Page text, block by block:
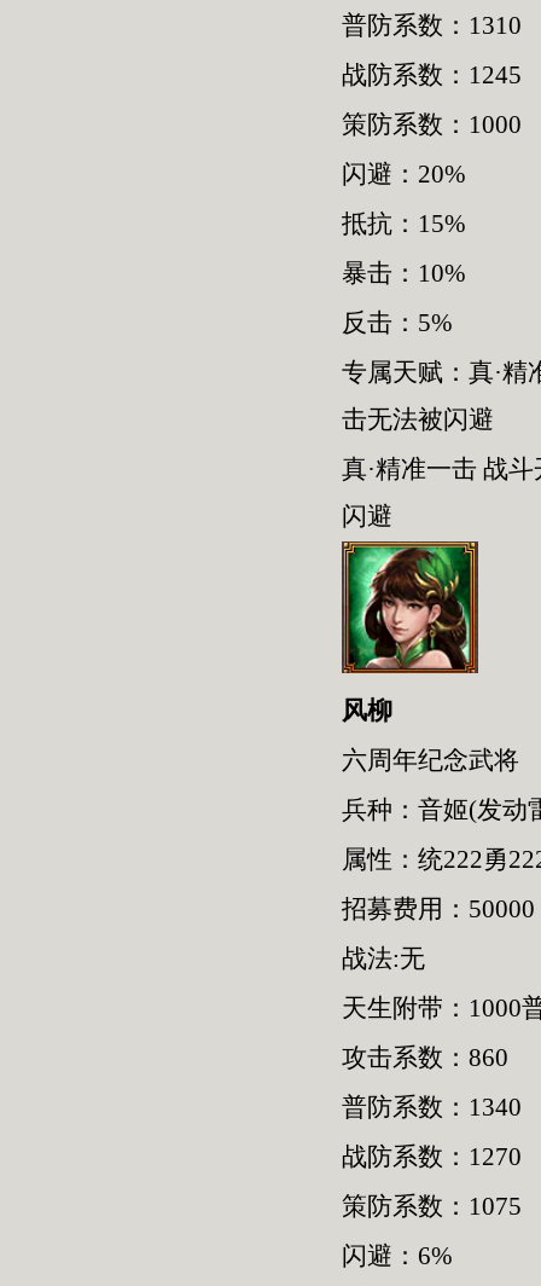
普防系数：1310
战防系数：1245
策防系数：1000
闪避：20%
抵抗：15%
暴击：10%
反击：5%
专属天赋：真·精
击无法被闪避
真·精准一击 战
闪避
风柳
六周年纪念武将
兵种：音姬(发动
属性：统222勇
招募费用：50000
战法:无
天生附带：1000
攻击系数：860
普防系数：1340
战防系数：1270
策防系数：1075
闪避：6%